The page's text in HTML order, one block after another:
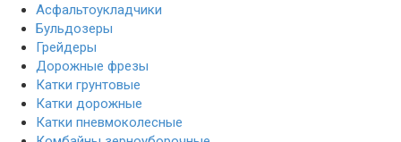
Асфальтоукладчики
Бульдозеры
Грейдеры
Дорожные фрезы
Катки грунтовые
Катки дорожные
Катки пневмоколесные